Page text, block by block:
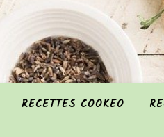
RECETTES COOKEO